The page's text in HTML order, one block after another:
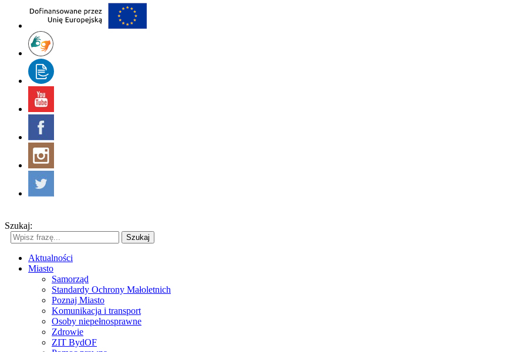
Szukaj:
Szukaj
Aktualności
Miasto
Samorząd
Standardy Ochrony Małoletnich
Poznaj Miasto
Komunikacja i transport
Osoby niepełnosprawne
Zdrowie
ZIT BydOF